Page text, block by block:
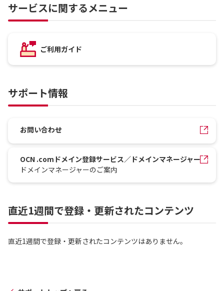
サービスに関するメニュー
ご利用ガイド
サポート情報
お問い合わせ
OCN .comドメイン登録サービス／ドメインマネージャー
ドメインマネージャーのご案内
直近1週間で登録・更新されたコンテンツ
直近1週間で登録・更新されたコンテンツはありません。